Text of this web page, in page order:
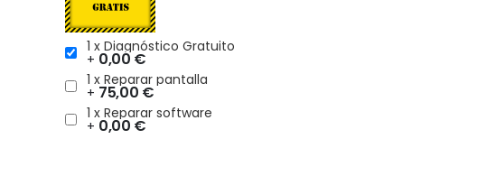
1 x Diagnóstico Gratuito
+ 0,00 €
1 x Reparar pantalla
+ 75,00 €
1 x Reparar software
+ 0,00 €